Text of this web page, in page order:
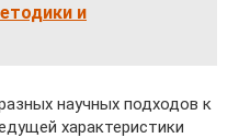
и
научных подходов к
характеристики